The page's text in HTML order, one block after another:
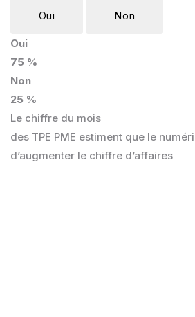
Oui Non
Oui
75 %
Non
25 %
Le chiffre du mois
des TPE PME estiment que le
d’augmenter le chiffre d’affaires